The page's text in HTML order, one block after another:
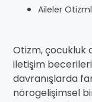
Aileler
Otizm, çocukluk
iletişim
davranışlarda
nörogelişimsel